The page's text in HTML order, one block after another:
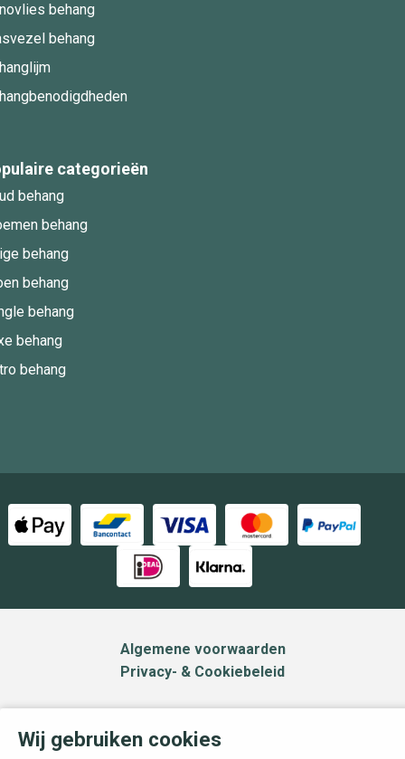
behang
behang
categorieën
behang
behang
behang
behang
behang
behang
behang
Algemene voorwaarden
Privacy- & Cookiebeleid
Wij gebruiken cookies